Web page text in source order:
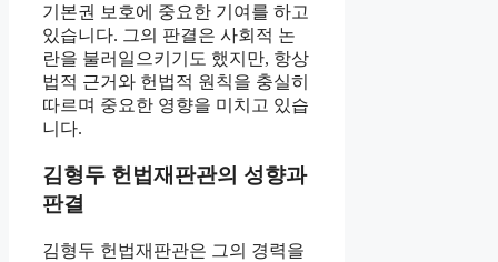
기본권 보호에 중요한 기여를 하고
있습니다. 그의 판결은 사회적 논
란을 불러일으키기도 했지만, 항상
법적 근거와 헌법적 원칙을 충실히
따르며 중요한 영향을 미치고 있습
니다.
김형두 헌법재판관의 성향과
판결
김형두 헌법재판관은 그의 경력을